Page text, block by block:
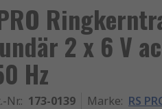
2 x 6 V
Hz
Nr.: 173-0139 Marke: RS